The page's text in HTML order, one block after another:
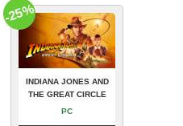
INDIANA JONES AND
THE GREAT CIRCLE
PC
-25%